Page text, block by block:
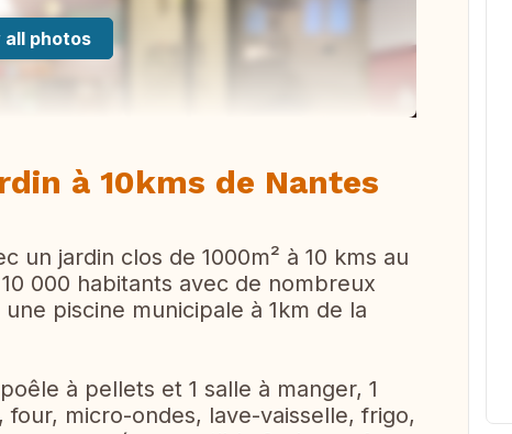
all photos
à 10kms de Nantes
un jardin clos de 1000m² à 10 kms au
000 habitants avec de nombreux
piscine municipale à 1km de la
à pellets et 1 salle à manger, 1
micro-ondes, lave-vaisselle, frigo,